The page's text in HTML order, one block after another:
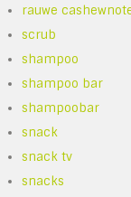
rauwe
scrub
shampoo
shampoo bar
shampoobar
snack
snack tv
snacks